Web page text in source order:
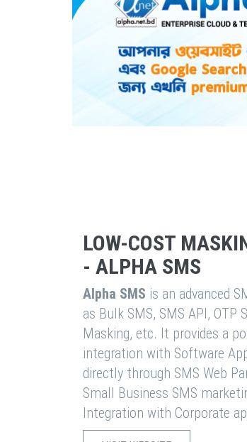
LOW-COST
- ALPHA SMS
Alpha SMS is an advanced
as Bulk SMS, SMS API, OTP
Masking, etc. It provides a
integration with Software
directly through SMS Web
Small Business SMS
Integration with Corporate